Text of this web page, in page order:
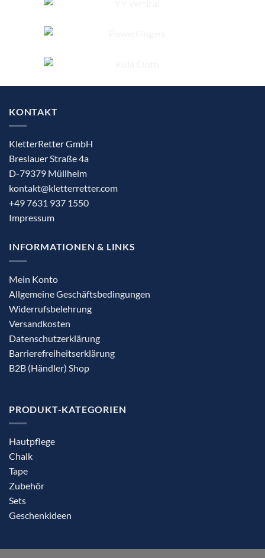
KONTAKT
KletterRetter GmbH
Breslauer Straße 4a
D-79379 Müllheim
kontakt@kletterretter.com
+49 7631 937 1550
Impressum
INFORMATIONEN & LINKS
Mein Konto
Allgemeine Geschäftsbedingungen
Widerrufsbelehrung
Versandkosten
Datenschutzerklärung
Barrierefreiheitserklärung
B2B (Händler) Shop
PRODUKT-KATEGORIEN
Hautpflege
Chalk
Tape
Zubehör
Sets
Geschenkideen